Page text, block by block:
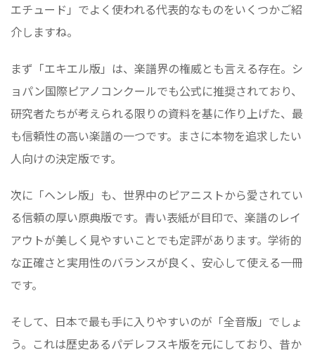
エチュード」でよく使われる代表的なものをいくつかご紹
介しますね。
まず「エキエル版」は、楽譜界の権威とも言える存在。シ
ョパン国際ピアノコンクールでも公式に推奨されており、
研究者たちが考えられる限りの資料を基に作り上げた、最
も信頼性の高い楽譜の一つです。まさに本物を追求したい
人向けの決定版です。
次に「ヘンレ版」も、世界中のピアニストから愛されてい
る信頼の厚い原典版です。青い表紙が目印で、楽譜のレイ
アウトが美しく見やすいことでも定評があります。学術的
な正確さと実用性のバランスが良く、安心して使える一冊
です。
そして、日本で最も手に入りやすいのが「全音版」でしょ
う。これは歴史あるパデレフスキ版を元にしており、昔か